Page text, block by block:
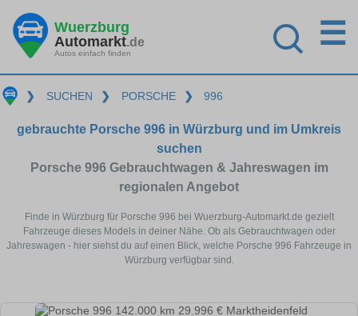
Wuerzburg
Automarkt.de
Autos einfach finden
☰
❯ SUCHEN ❯ PORSCHE ❯ 996
gebrauchte Porsche 996 in Würzburg und im Umkreis
suchen
Porsche 996 Gebrauchtwagen & Jahreswagen im
regionalen Angebot
Finde in Würzburg für Porsche 996 bei Wuerzburg-Automarkt.de gezielt
Fahrzeuge dieses Models in deiner Nähe. Ob als Gebrauchtwagen oder
Jahreswagen - hier siehst du auf einen Blick, welche Porsche 996 Fahrzeuge in
Würzburg verfügbar sind.